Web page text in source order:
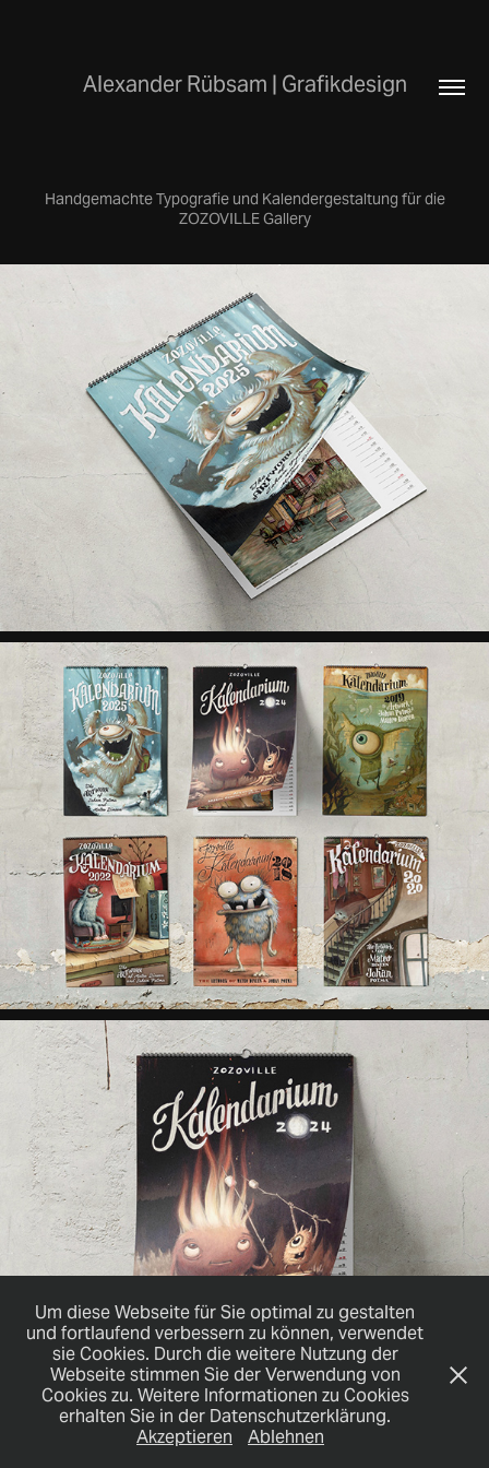
Alexander Rübsam | Grafikdesign
Handgemachte Typografie und Kalendergestaltung für die
ZOZOVILLE Gallery
alexander@servusgrafik.com
Um diese Webseite für Sie optimal zu gestalten
und fortlaufend verbessern zu können, verwendet
sie Cookies. Durch die weitere Nutzung der
Webseite stimmen Sie der Verwendung von
Cookies zu. Weitere Informationen zu Cookies
erhalten Sie in der Datenschutzerklärung.
Akzeptieren
Ablehnen